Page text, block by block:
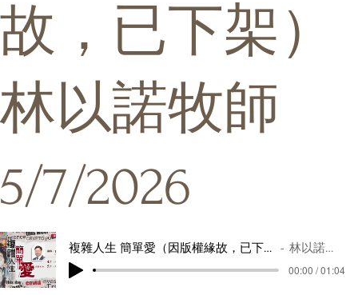
5/7/2026
林以諾牧師
故，已下架）
複雜人生 簡單愛（因版權緣故，已下架）
林以諾牧師
00:00 / 01:04